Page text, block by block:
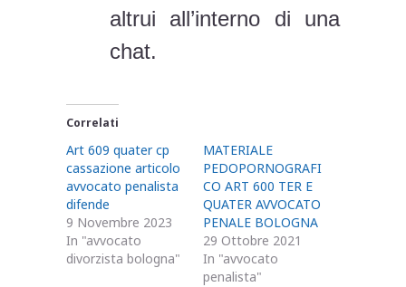
altrui all’interno di una
chat.
Correlati
Art 609 quater cp
cassazione articolo
avvocato penalista
difende
9 Novembre 2023
In "avvocato
divorzista bologna"
MATERIALE
PEDOPORNOGRAFI
CO ART 600 TER E
QUATER AVVOCATO
PENALE BOLOGNA
29 Ottobre 2021
In "avvocato
penalista"